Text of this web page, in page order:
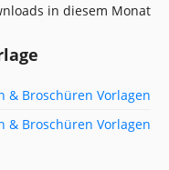
in diesem Monat
& Broschüren Vorlagen
& Broschüren Vorlagen